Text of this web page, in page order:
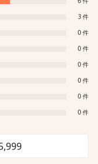
3
0
0
0
0
0
0